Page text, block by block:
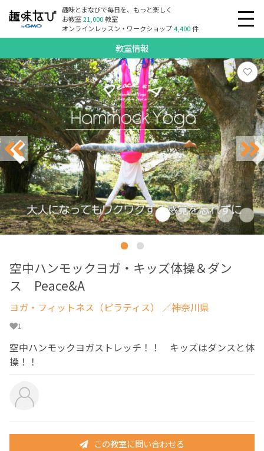
趣味とまなびで毎日を、もっと楽しく
お教室21,000教室
オンラインレッスン・ワークショップ4,400件
教室情報
空中ハンモックヨガ・キッズ体操＆ダン
ス Peace&A
ヨガ・フィットネス（ピラティス） ／神奈川県
1
空中ハンモックヨガストレッチ！！ キッズはダンスと体
操！！
この教室に問い合わせる